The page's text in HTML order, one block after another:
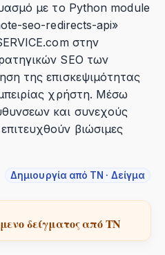
με το Python module
seo-redirects-api»
στην
SEO των
της επισκεψιμότητας
χρήστη. Μέσω
και συνεχούς
βιώσιμες
Δημιουργία από ΤΝ · Δείγμα
δείγματος από ΤΝ